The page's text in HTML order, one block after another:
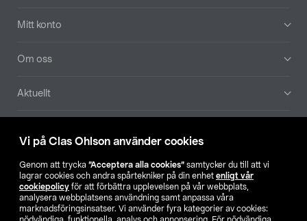
Vi på Clas Ohlson använder cookies
Genom att trycka ”Acceptera alla cookies” samtycker du till att vi
lagrar cookies och andra spårtekniker på din enhet enligt vår
cookiepolicy för att förbättra upplevelsen på vår webbplats,
analysera webbplatsens användning samt anpassa våra
marknadsföringsinsatser. Vi använder fyra kategorier av cookies:
Mitt konto
Om oss
Aktuellt
Hitta butik
SE NO FI